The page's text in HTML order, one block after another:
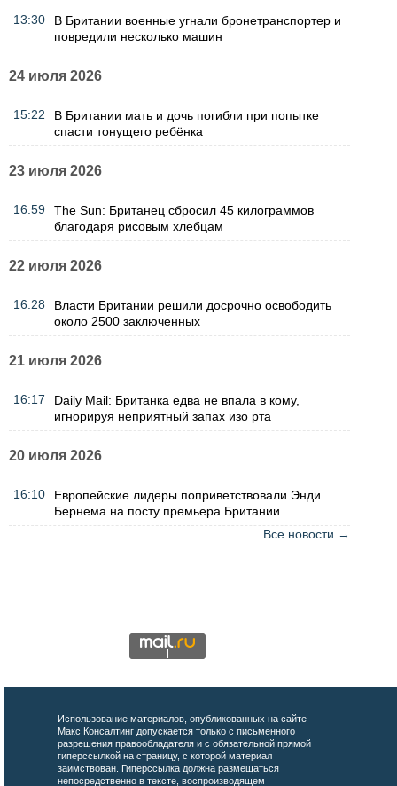
13:30
В Британии военные угнали бронетранспортер и
повредили несколько машин
24 июля 2026
15:22
В Британии мать и дочь погибли при попытке
спасти тонущего ребёнка
23 июля 2026
16:59
The Sun: Британец сбросил 45 килограммов
благодаря рисовым хлебцам
22 июля 2026
16:28
Власти Британии решили досрочно освободить
около 2500 заключенных
21 июля 2026
16:17
Daily Mail: Британка едва не впала в кому,
игнорируя неприятный запах изо рта
20 июля 2026
16:10
Европейские лидеры поприветствовали Энди
Бернема на посту премьера Британии
Все новости →
Использование материалов, опубликованных на сайте
Макс Консалтинг допускается только с письменного
разрешения правообладателя и с обязательной прямой
гиперссылкой на страницу, с которой материал
заимствован. Гиперссылка должна размещаться
непосредственно в тексте, воспроизводящем